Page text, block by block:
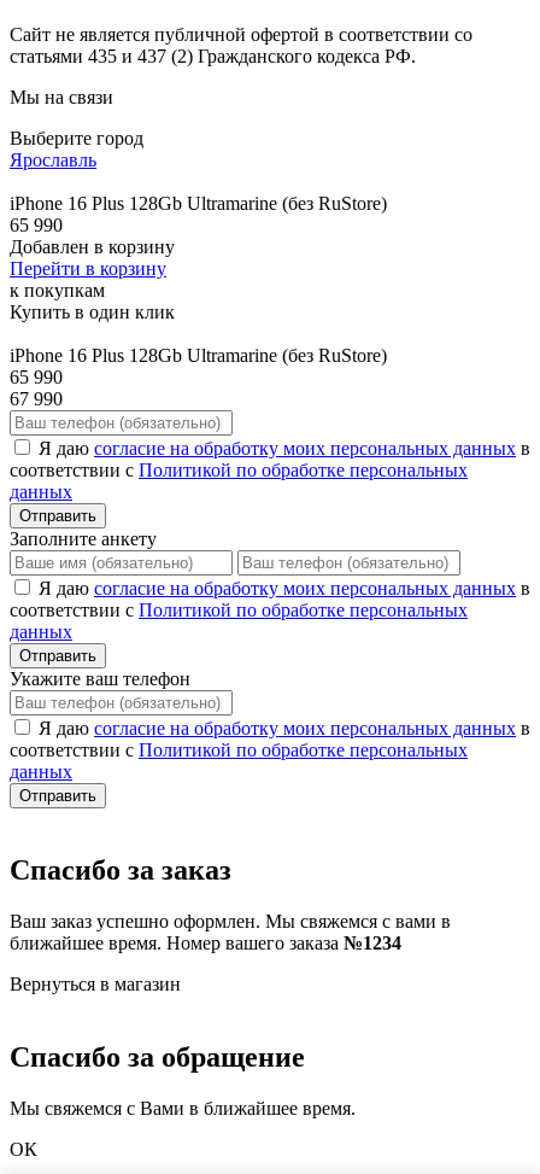
Сайт не является публичной офертой в соответствии со
статьями 435 и 437 (2) Гражданского кодекса РФ.
Мы на связи
Выберите город
Ярославль
iPhone 16 Plus 128Gb Ultramarine (без RuStore)
65 990
Добавлен в корзину
Перейти в корзину
к покупкам
Купить в один клик
iPhone 16 Plus 128Gb Ultramarine (без RuStore)
65 990
67 990
Я даю согласие на обработку моих персональных данных в
соответствии с Политикой по обработке персональных
данных
Отправить
Заполните анкету
Я даю согласие на обработку моих персональных данных в
соответствии с Политикой по обработке персональных
данных
Отправить
Укажите ваш телефон
Я даю согласие на обработку моих персональных данных в
соответствии с Политикой по обработке персональных
данных
Отправить
Спасибо за заказ
Ваш заказ успешно оформлен. Мы свяжемся с вами в
ближайшее время. Номер вашего заказа №1234
Вернуться в магазин
Спасибо за обращение
Мы свяжемся с Вами в ближайшее время.
ОК